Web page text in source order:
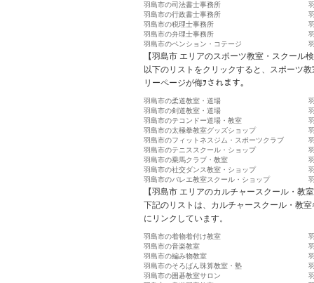
羽島市の司法書士事務所
羽島市の行政書士事務所
羽島市の税理士事務所
羽島市の弁理士事務所
羽島市のペンション・コテージ
【羽島市 エリアのスポーツ教室・スクール
以下のリストをクリックすると、スポーツ
リーページが侮ｦされます。
羽島市の柔道教室・道場
羽島市の剣道教室・道場
羽島市のテコンドー道場・教室
羽島市の太極拳教室グッズショップ
羽島市のフィットネスジム・スポーツクラブ
羽島市のテニススクール・ショップ
羽島市の乗馬クラブ・教室
羽島市の社交ダンス教室・ショップ
羽島市のバレエ教室スクール・ショップ
【羽島市 エリアのカルチャースクール・教
下記のリストは、カルチャースクール・教
にリンクしています。
羽島市の着物着付け教室
羽島市の音楽教室
羽島市の編み物教室
羽島市のそろばん珠算教室・塾
羽島市の囲碁教室サロン